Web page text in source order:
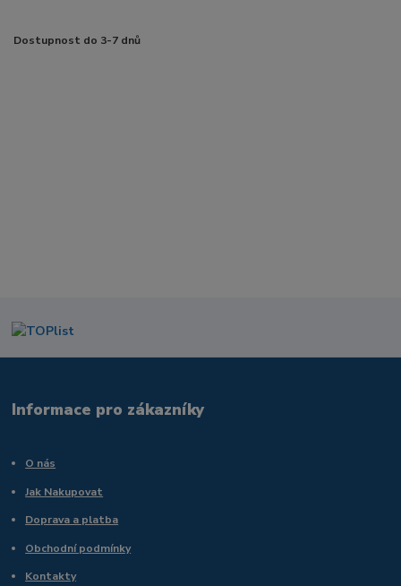
Dostupnost do 3-7 dnů
Informace pro zákazníky
O nás
Jak Nakupovat
Doprava a platba
Obchodní podmínky
Kontakty